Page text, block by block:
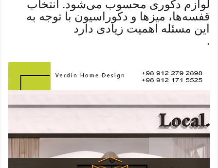
لوازم دکوری محسوب می‌شود. انتخاب
قفسه‌ها، میزها و دکوراسیون با توجه به
این مسئله اهمیت زیادی دارد
.